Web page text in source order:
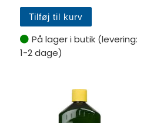
Tilføj til kurv
På lager i butik (levering:
1-2 dage)